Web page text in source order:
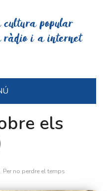
cultura popular
i a internet
els
Per no perdre el temps